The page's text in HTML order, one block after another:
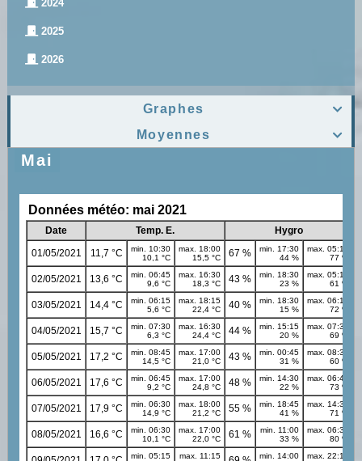
2024
2025
2026

Graphes

Moyennes
Mai